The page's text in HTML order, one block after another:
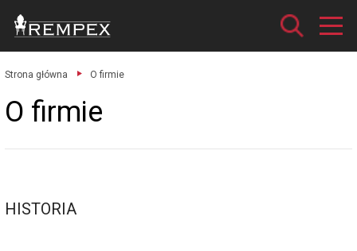
Strona główna O firmie
O firmie
HISTORIA